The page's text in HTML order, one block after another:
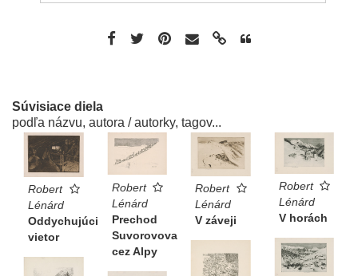
Súvisiace diela
podľa názvu, autora / autorky, tagov...
Robert
Lénárd
Oddychujúci
vietor
Robert
Lénárd
Prechod
Suvorovova
cez Alpy
Robert
Lénárd
V záveji
Robert
Lénárd
V horách